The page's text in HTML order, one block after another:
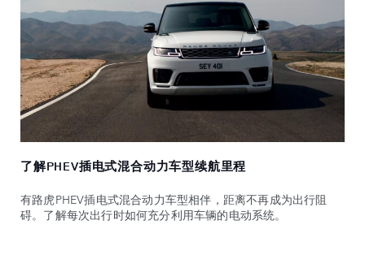
了解PHEV插电式混合动力车型续航里程
有路虎PHEV插电式混合动力车型相伴，距离不再成为出行阻
碍。了解每次出行时如何充分利用车辆的电动系统。